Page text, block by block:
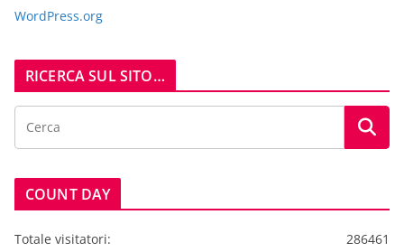
WordPress.org
RICERCA SUL SITO…
COUNT DAY
286461
Totale visitatori: